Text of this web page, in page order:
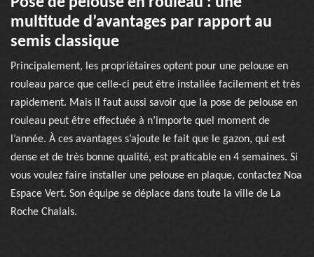
multitude d’avantages par rapport au
semis classique
Principalement, les propriétaires optent pour une pelouse en
rouleau parce que celle-ci peut être installée facilement et très
rapidement. Mais il faut aussi savoir que la pose de pelouse en
rouleau peut être effectuée à n’importe quel moment de
l’année. À ces avantages s’ajoute le fait que le gazon, qui est
dense et de très bonne qualité, est praticable en 4 semaines. Si
vous voulez faire installer une pelouse en plaque, contactez Noa
Espace Vert. Son équipe se déplace dans toute la ville de La
Roche Chalais.